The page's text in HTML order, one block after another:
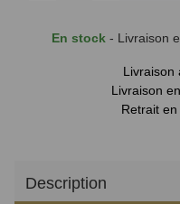
En stock- Livraison
Livraison
Livraison
Retrait
Description